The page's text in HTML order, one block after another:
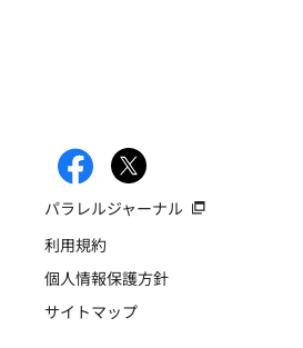
パラレルジャーナル
利用規約
個人情報保護方針
サイトマップ